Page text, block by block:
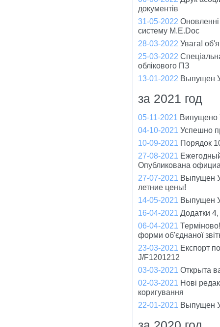
документів
31-05-2022
систему M.E.Doc
28-03-2022 Увага!
25-03-2022
облікового ПЗ
13-01-2022 Выпущен
за 2021 год
05-11-2021 Випущено
04-10-2021 Успешно
10-09-2021 Порядок
27-08-2021
Опубликована
27-07-2021 Выпущен
летние цены!
14-05-2021 Выпущен
16-04-2021 Додатки
06-04-2021
форми об'єднаної
23-03-2021 Експорт
J/F1201212
03-03-2021 Открыта
02-03-2021 Нові
коригування
22-01-2021 Выпущен